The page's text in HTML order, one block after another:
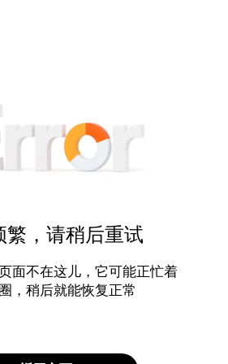
繁，请稍后重试
面不在这儿，它可能正忙着
，稍后就能恢复正常